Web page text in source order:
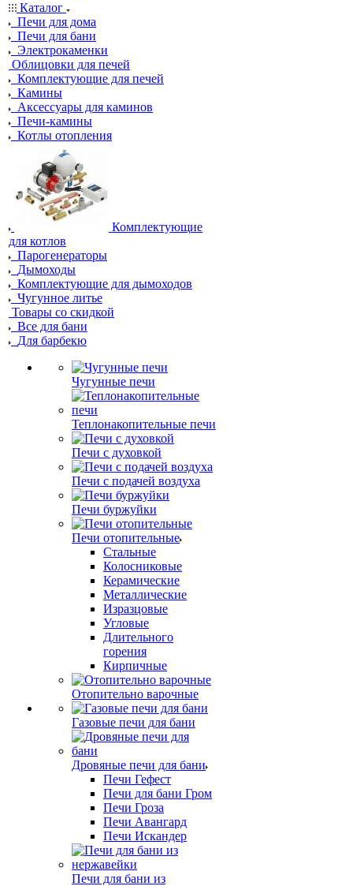
Каталог
Печи для дома
Печи для бани
Электрокаменки
Облицовки для печей
Комплектующие для печей
Камины
Аксессуары для каминов
Печи-камины
Котлы отопления
Комплектующие
для котлов
Парогенераторы
Дымоходы
Комплектующие для дымоходов
Чугунное литье
Товары со скидкой
Все для бани
Для барбекю
Чугунные печи
Теплонакопительные печи
Печи с духовкой
Печи с подачей воздуха
Печи буржуйки
Печи отопительные
Стальные
Колосниковые
Керамические
Металлические
Изразцовые
Угловые
Длительного
горения
Кирпичные
Отопительно варочные
Газовые печи для бани
Дровяные печи для бани
Печи Гефест
Печи для бани Гром
Печи Гроза
Печи Авангард
Печи Искандер
Печи для бани из